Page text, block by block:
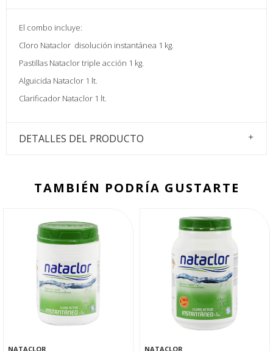
El combo incluye:
Cloro Nataclor disolución instantánea 1 kg.
Pastillas Nataclor triple acción 1 kg.
Alguicida Nataclor 1 lt.
Clarificador Nataclor 1 lt.
DETALLES DEL PRODUCTO
TAMBIÉN PODRÍA GUSTARTE
NATACLOR
NATACLOR